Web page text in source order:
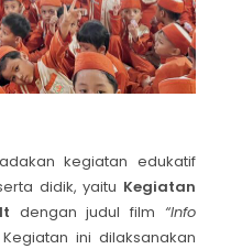
kegiatan edukatif
didik, yaitu Kegiatan
dengan judul film “Info
ini dilaksanakan